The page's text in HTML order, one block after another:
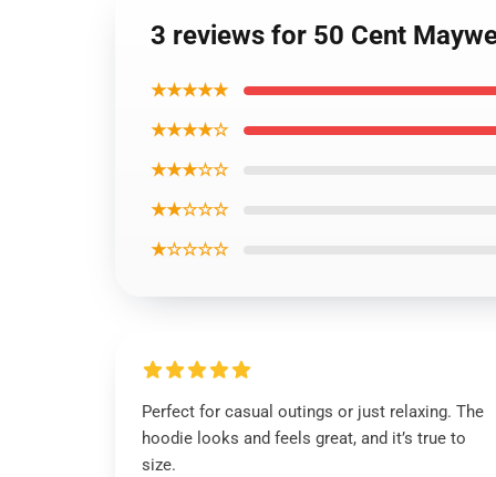
3 reviews for 50 Cent
★★★★★
★★★★☆
★★★☆☆
★★☆☆☆
★☆☆☆☆
Perfect for casual outings or just relaxing. The
hoodie looks and feels great, and it’s true to
size.